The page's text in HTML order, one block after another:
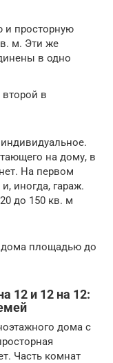
и просторную
м. Эти же
в одно
в
на дому, в
На первом
иногда, гараж.
до 150 кв. м
дома площадью до
12 и 12 на 12:
дома с
Часть комнат